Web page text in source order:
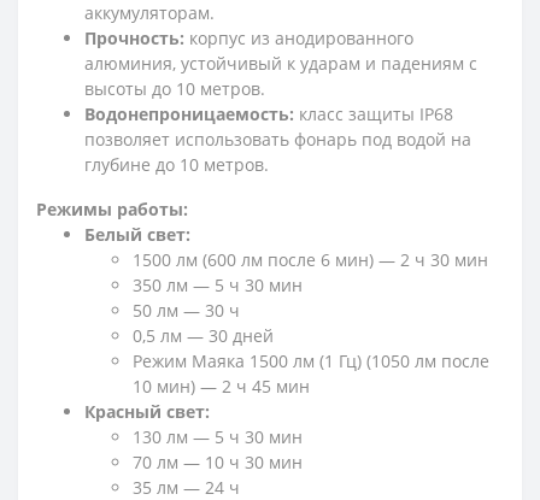
аккумуляторам.
Прочность: корпус из анодированного
алюминия, устойчивый к ударам и падениям с
высоты до 10 метров.
Водонепроницаемость: класс защиты IP68
позволяет использовать фонарь под водой на
глубине до 10 метров.
Режимы работы:
Белый свет:
1500 лм (600 лм после 6 мин) — 2 ч 30 мин
350 лм — 5 ч 30 мин
50 лм — 30 ч
0,5 лм — 30 дней
Режим Маяка 1500 лм (1 Гц) (1050 лм после
10 мин) — 2 ч 45 мин
Красный свет:
130 лм — 5 ч 30 мин
70 лм — 10 ч 30 мин
35 лм — 24 ч